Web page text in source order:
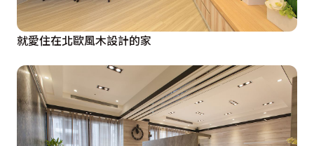
就愛住在北歐風木設計的家